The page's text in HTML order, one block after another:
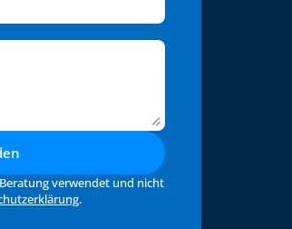
verwendet und nicht
.